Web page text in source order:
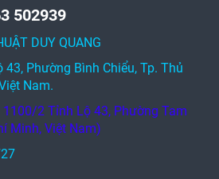
502939
DUY QUANG
Phường Bình Chiểu, Tp. Thủ
Nam.
2 Tỉnh Lộ 43, Phường Tam
Minh, Việt Nam)